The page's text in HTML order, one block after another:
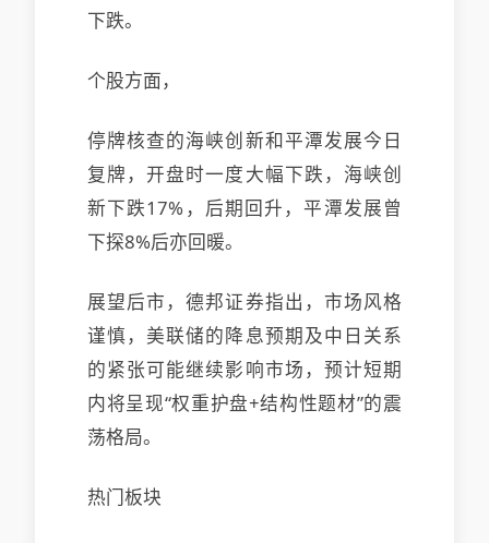
下跌。
个股方面，
停牌核查的海峡创新和平潭发展今日
复牌，开盘时一度大幅下跌，海峡创
新下跌17%，后期回升，平潭发展曾
下探8%后亦回暖。
展望后市，德邦证券指出，市场风格
谨慎，美联储的降息预期及中日关系
的紧张可能继续影响市场，预计短期
内将呈现“权重护盘+结构性题材”的震
荡格局。
热门板块